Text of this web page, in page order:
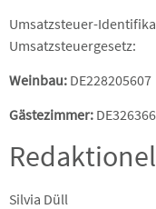
Umsatzsteuer-
Umsatzsteuergesetz:
Weinbau: DE228205607
Gästezimmer:
Silvia Düll